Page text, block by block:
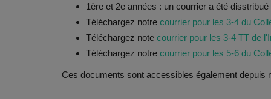
1ère et 2e années : un courrier a été
Téléchargez notre courrier pour les 3-4 du
Téléchargez note courrier pour les 3-4 TT de
Téléchargez notre courrier pour les 5-6 du
Ces documents sont accessibles également